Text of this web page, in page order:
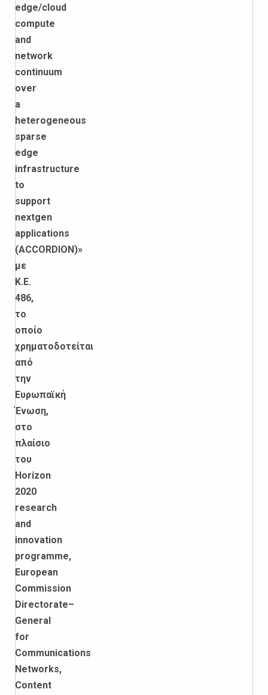
edge/cloud
compute
and
network
continuum
over
a
heterogeneous
sparse
edge
infrastructure
to
support
nextgen
applications
(ACCORDION)»
με
Κ.Ε.
486,
το
οποίο
χρηματοδοτείται
από
την
Ευρωπαϊκή
Ένωση,
στο
πλαίσιο
του
Horizon
2020
research
and
innovation
programme,
European
Commission
Directorate–
General
for
Communications
Networks,
Content